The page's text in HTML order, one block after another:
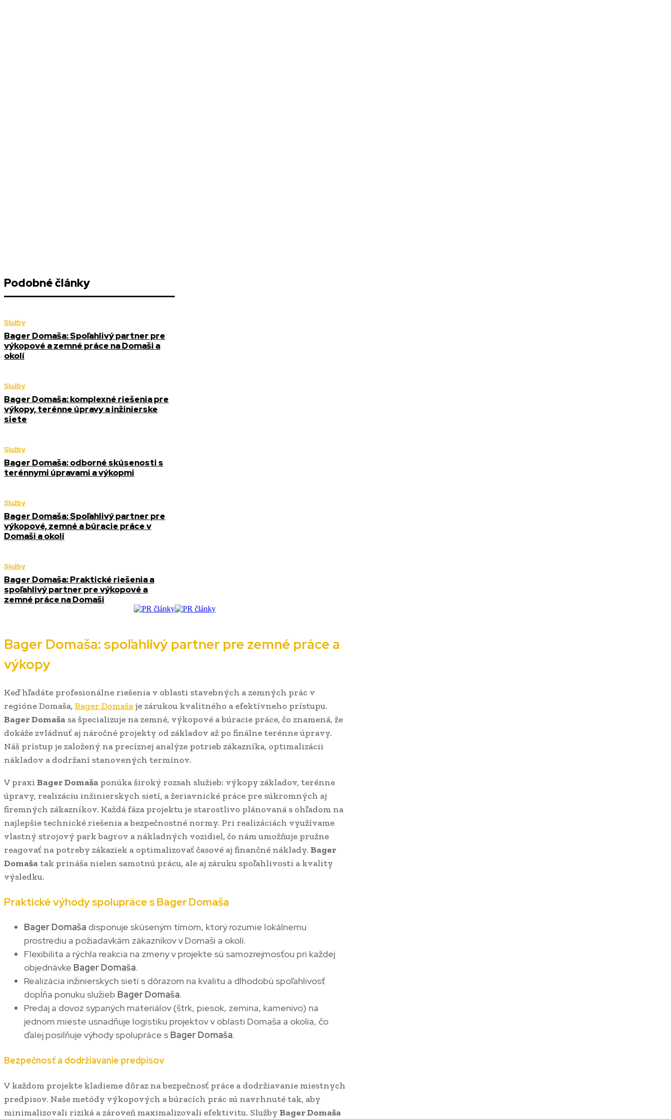
Podobné články
Služby
Bager Domaša: Spoľahlivý partner pre
výkopové a zemné práce na Domaši a
okolí
Služby
Bager Domaša: komplexné riešenia pre
výkopy, terénne úpravy a inžinierske
siete
Služby
Bager Domaša: odborné skúsenosti s
terénnymi úpravami a výkopmi
Služby
Bager Domaša: Spoľahlivý partner pre
výkopové, zemné a búracie práce v
Domaši a okolí
Služby
Bager Domaša: Praktické riešenia a
spoľahlivý partner pre výkopové a
zemné práce na Domaši
Bager Domaša: spoľahlivý partner pre zemné práce a
výkopy
Keď hľadáte profesionálne riešenia v oblasti stavebných a zemných prác v
regióne Domaša, Bager Domašaje zárukou kvalitného a efektívneho prístupu.
Bager Domaša sa špecializuje na zemné, výkopové a búracie práce, čo znamená, že
dokáže zvládnuť aj náročné projekty od základov až po finálne terénne úpravy.
Náš prístup je založený na precíznej analýze potrieb zákazníka, optimalizácii
nákladov a dodržaní stanovených termínov.
V praxi Bager Domaša ponúka široký rozsah služieb: výkopy základov, terénne
úpravy, realizáciu inžinierskych sietí, a žeriavnické práce pre súkromných aj
firemných zákazníkov. Každá fáza projektu je starostlivo plánovaná s ohľadom na
najlepšie technické riešenia a bezpečnostné normy. Pri realizáciách využívame
vlastný strojový park bagrov a nákladných vozidiel, čo nám umožňuje pružne
reagovať na potreby zákaziek a optimalizovať časové aj finančné náklady. Bager
Domaša tak prináša nielen samotnú prácu, ale aj záruku spoľahlivosti a kvality
výsledku.
Praktické výhody spolupráce s Bager Domaša
Bager Domaša disponuje skúseným tímom, ktorý rozumie lokálnemu
prostrediu a požiadavkám zákazníkov v Domaši a okolí.
Flexibilita a rýchla reakcia na zmeny v projekte sú samozrejmosťou pri každej
objednávke Bager Domaša.
Realizácia inžinierskych sietí s dôrazom na kvalitu a dlhodobú spoľahlivosť
dopĺňa ponuku služieb Bager Domaša.
Predaj a dovoz sypaných materiálov (štrk, piesok, zemina, kamenivo) na
jednom mieste usnadňuje logistiku projektov v oblasti Domaša a okolia, čo
ďalej posilňuje výhody spolupráce s Bager Domaša.
Bezpečnosť a dodržiavanie predpisov
V každom projekte kladieme dôraz na bezpečnosť práce a dodržiavanie miestnych
predpisov. Naše metódy výkopových a búracích prác sú navrhnuté tak, aby
minimalizovali riziká a zároveň maximalizovali efektivitu. Služby Bager Domaša